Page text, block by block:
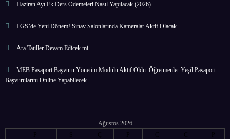
Haziran Ayı Ek Ders Ödemeleri Nasıl Yapılacak (2026)
LGS’de Yeni Dönem! Sınav Salonlarında Kameralar Aktif Olacak
Ara Tatiller Devam Edicek mi
MEB Pasaport Başvuru Yönetim Modülü Aktif Oldu: Öğretmenler Yeşil Pasaport
Başvurularını Online Yapabilecek
Ağustos 2026
P
S Ç P C C P